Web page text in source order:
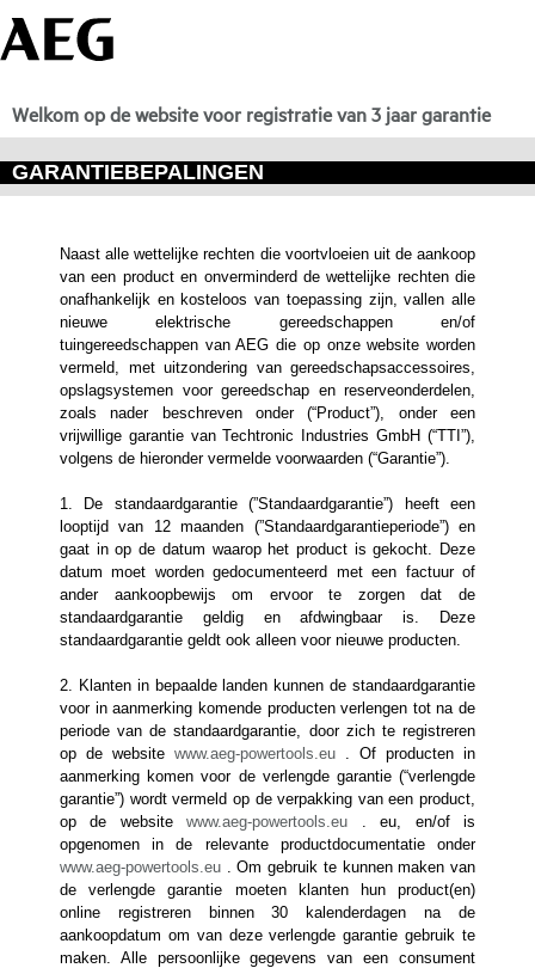
Welkom op de website voor registratie van 3 jaar garantie
GARANTIEBEPALINGEN
Naast alle wettelijke rechten die voortvloeien uit de aankoop
van een product en onverminderd de wettelijke rechten die
onafhankelijk en kosteloos van toepassing zijn, vallen alle
nieuwe elektrische gereedschappen en/of
tuingereedschappen van AEG die op onze website worden
vermeld, met uitzondering van gereedschapsaccessoires,
opslagsystemen voor gereedschap en reserveonderdelen,
zoals nader beschreven onder (“Product”), onder een
vrijwillige garantie van Techtronic Industries GmbH (“TTI”),
volgens de hieronder vermelde voorwaarden (“Garantie”).
1. De standaardgarantie (”Standaardgarantie”) heeft een
looptijd van 12 maanden (”Standaardgarantieperiode”) en
gaat in op de datum waarop het product is gekocht. Deze
datum moet worden gedocumenteerd met een factuur of
ander aankoopbewijs om ervoor te zorgen dat de
standaardgarantie geldig en afdwingbaar is. Deze
standaardgarantie geldt ook alleen voor nieuwe producten.
2. Klanten in bepaalde landen kunnen de standaardgarantie
voor in aanmerking komende producten verlengen tot na de
periode van de standaardgarantie, door zich te registreren
op de website www.aeg-powertools.eu . Of producten in
aanmerking komen voor de verlengde garantie (“verlengde
garantie”) wordt vermeld op de verpakking van een product,
op de websitewww.aeg-powertools.eu . eu, en/of is
opgenomen in de relevante productdocumentatie onder
www.aeg-powertools.eu . Om gebruik te kunnen maken van
de verlengde garantie moeten klanten hun product(en)
online registreren binnen 30 kalenderdagen na de
aankoopdatum om van deze verlengde garantie gebruik te
maken. Alle persoonlijke gegevens van een consument